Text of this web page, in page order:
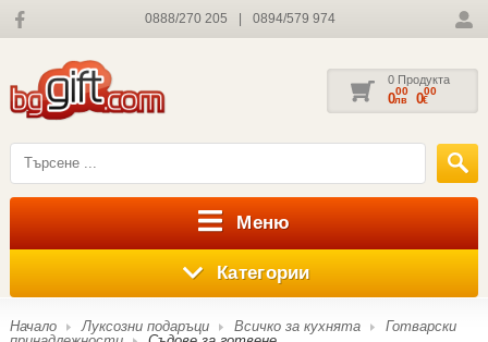
0888/270 205 0894/579 974
0 Продукта
000
лв 000
€
Меню
Категории
Начало Луксозни подаръци Всичко за кухнята
Готварски